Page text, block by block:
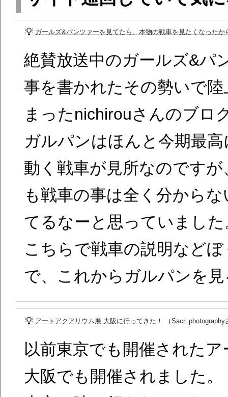
ガールズ&パンツァーを見てたら、本物の戦車を見たくなったか
絶賛放送中のガールズ&パ
事を書かれたその勢いで
まったnichirouさんのブロ
ガルパンはほんと今期最
動く戦車が見所なのです
も戦車の事は全く分から
てるなーと思っていました
こちらで戦車の説明など
で、これからガルパンを
アートアクアリウム展 大阪に行ってきた！ （Sacri photography
以前東京でも開催された
大阪でも開催されました。